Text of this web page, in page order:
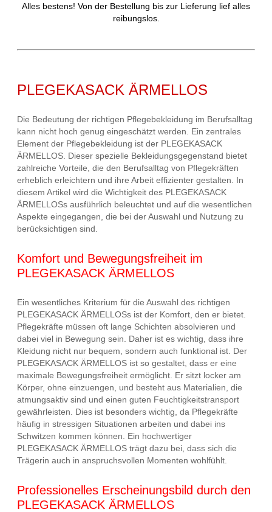
Alles bestens! Von der Bestellung bis zur Lieferung lief alles
reibungslos.
PLEGEKASACK ÄRMELLOS
Die Bedeutung der richtigen Pflegebekleidung im Berufsalltag
kann nicht hoch genug eingeschätzt werden. Ein zentrales
Element der Pflegebekleidung ist der PLEGEKASACK
ÄRMELLOS. Dieser spezielle Bekleidungsgegenstand bietet
zahlreiche Vorteile, die den Berufsalltag von Pflegekräften
erheblich erleichtern und ihre Arbeit effizienter gestalten. In
diesem Artikel wird die Wichtigkeit des PLEGEKASACK
ÄRMELLOSs ausführlich beleuchtet und auf die wesentlichen
Aspekte eingegangen, die bei der Auswahl und Nutzung zu
berücksichtigen sind.
Komfort und Bewegungsfreiheit im
PLEGEKASACK ÄRMELLOS
Ein wesentliches Kriterium für die Auswahl des richtigen
PLEGEKASACK ÄRMELLOSs ist der Komfort, den er bietet.
Pflegekräfte müssen oft lange Schichten absolvieren und
dabei viel in Bewegung sein. Daher ist es wichtig, dass ihre
Kleidung nicht nur bequem, sondern auch funktional ist. Der
PLEGEKASACK ÄRMELLOS ist so gestaltet, dass er eine
maximale Bewegungsfreiheit ermöglicht. Er sitzt locker am
Körper, ohne einzuengen, und besteht aus Materialien, die
atmungsaktiv sind und einen guten Feuchtigkeitstransport
gewährleisten. Dies ist besonders wichtig, da Pflegekräfte
häufig in stressigen Situationen arbeiten und dabei ins
Schwitzen kommen können. Ein hochwertiger
PLEGEKASACK ÄRMELLOS trägt dazu bei, dass sich die
Trägerin auch in anspruchsvollen Momenten wohlfühlt.
Professionelles Erscheinungsbild durch den
PLEGEKASACK ÄRMELLOS